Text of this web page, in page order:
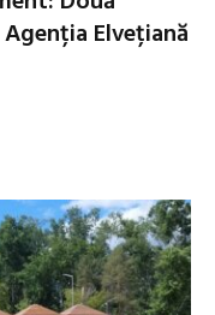
Elvețiană